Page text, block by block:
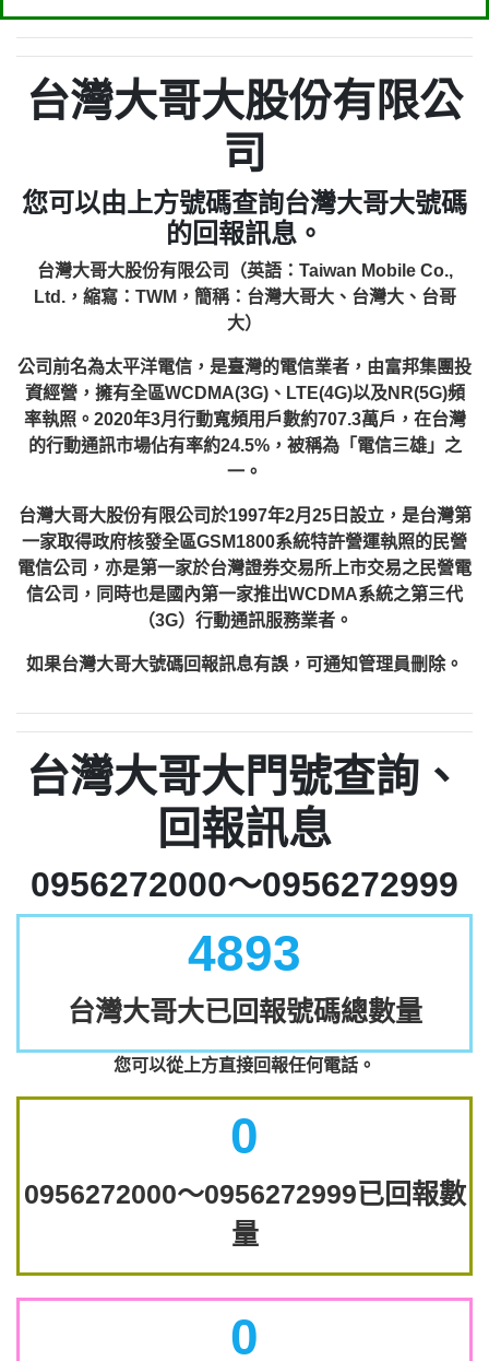
台灣大哥大股份有限公
司
您可以由上方號碼查詢台灣大哥大號碼
的回報訊息。
台灣大哥大股份有限公司（英語：Taiwan Mobile Co.,
Ltd.，縮寫：TWM，簡稱：台灣大哥大、台灣大、台哥
大）
公司前名為太平洋電信，是臺灣的電信業者，由富邦集團投
資經營，擁有全區WCDMA(3G)、LTE(4G)以及NR(5G)頻
率執照。2020年3月行動寬頻用戶數約707.3萬戶，在台灣
的行動通訊市場佔有率約24.5%，被稱為「電信三雄」之
一。
台灣大哥大股份有限公司於1997年2月25日設立，是台灣第
一家取得政府核發全區GSM1800系統特許營運執照的民營
電信公司，亦是第一家於台灣證券交易所上市交易之民營電
信公司，同時也是國內第一家推出WCDMA系統之第三代
（3G）行動通訊服務業者。
如果台灣大哥大號碼回報訊息有誤，可通知管理員刪除。
台灣大哥大門號查詢、
回報訊息
0956272000～0956272999
4893
台灣大哥大已回報號碼總數量
您可以從上方直接回報任何電話。
0
0956272000～0956272999已回報數
量
0